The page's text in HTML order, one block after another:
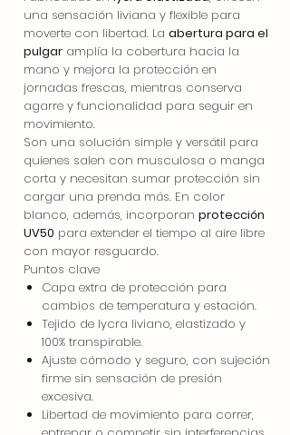
una sensación liviana y flexible para
moverte con libertad. La abertura para el
pulgar amplía la cobertura hacia la
mano y mejora la protección en
jornadas frescas, mientras conserva
agarre y funcionalidad para seguir en
movimiento.
Son una solución simple y versátil para
quienes salen con musculosa o manga
corta y necesitan sumar protección sin
cargar una prenda más. En color
blanco, además, incorporan protección
UV50 para extender el tiempo al aire libre
con mayor resguardo.
Puntos clave
Capa extra de protección para
cambios de temperatura y estación.
Tejido de lycra liviano, elastizado y
100% transpirable.
Ajuste cómodo y seguro, con sujeción
firme sin sensación de presión
excesiva.
Libertad de movimiento para correr,